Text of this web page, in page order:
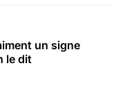
un signe
le dit